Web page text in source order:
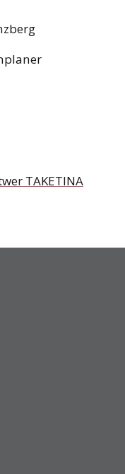
TAKETINA